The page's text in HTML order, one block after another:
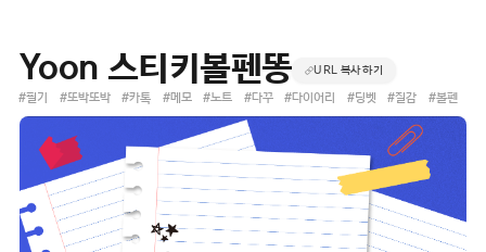
Yoon 스티키볼펜똥 URL 복사하기
#필기 #또박또박 #카톡 #메모 #노트 #다꾸 #다이어리 #딩벳 #질감 #볼펜